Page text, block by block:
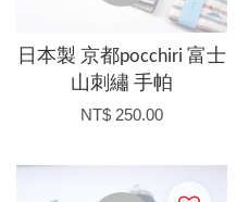
日本製 京都pocchiri 富士
山刺繡 手帕
NT$ 250.00